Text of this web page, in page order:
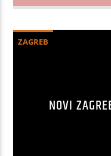
ZAGREB
NOVI